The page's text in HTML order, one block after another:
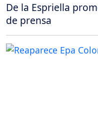
De la Espriella
de prensa